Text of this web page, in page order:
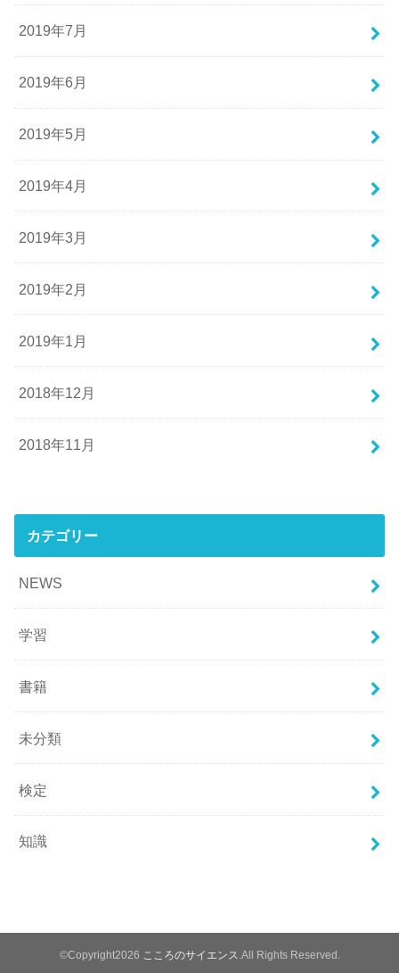
2019年7月
2019年6月
2019年5月
2019年4月
2019年3月
2019年2月
2019年1月
2018年12月
2018年11月
カテゴリー
NEWS
学習
書籍
未分類
検定
知識
©Copyright2026 こころのサイエンス .All Rights Reserved.